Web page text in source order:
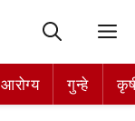
आरोग्य गुन्हे